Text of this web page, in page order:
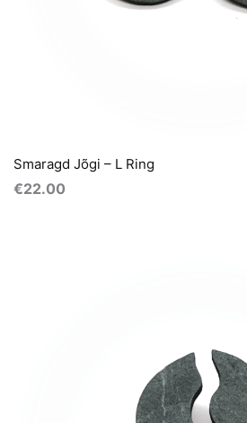
Smaragd Jõgi – L Ring
€22.00